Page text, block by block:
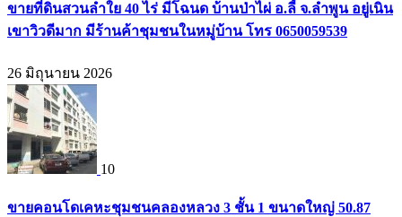
ขายที่ดินสวนลำใย 40 ไร่ มีโฉนด บ้านป่าไผ่ อ.ลี้ จ.ลำพูน อยู่เนิน
เขาวิวดีมาก มีร้านค้าชุมชนในหมู่บ้าน โทร 0650059539
26 มิถุนายน 2026
10
ขายคอนโดเคหะชุมชนคลองหลวง 3 ชั้น 1 ขนาดใหญ่ 50.87